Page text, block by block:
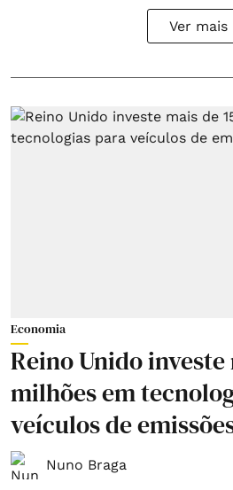
Ver mais
Economia
Reino Unido investe
milhões em
veículos de
Nuno Braga